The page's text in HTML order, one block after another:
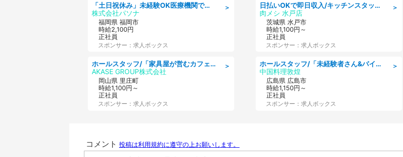
＞
「土日祝休み」未経験OK医療機関での治験コーディネーターのお仕事
株式会社パソナ
福岡県 福岡市
時給2,100円
正社員
スポンサー：求人ボックス
＞
ホールスタッフ/「家具屋が営むカフェスタッフ!」週2日～OK!嬉しいまかない付き/岡山県/浅口郡里庄町
AKASE GROUP株式会社
岡山県 里庄町
時給1,100円～
正社員
スポンサー：求人ボックス
＞
日払いOKで即日収入/キッチンスタッフ/「原付免許必須」デリバリー業務など、自己成長可能な幅広い仕事に挑戦!髪型自由&ピアス・ネイルOK/茨城県/水戸市
肉メシ 水戸店
茨城県 水戸市
時給1,100円～
正社員
スポンサー：求人ボックス
＞
ホールスタッフ/「未経験者さん&バイトデビューも大歓迎」残業ほぼなし×1日3時間〜勤務OK!フォロー体制も充実/広島県/広島市南区
中国料理敦煌
広島県 広島市
時給1,150円～
正社員
スポンサー：求人ボックス